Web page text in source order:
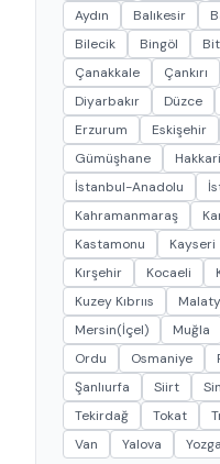
Aydın
Balıkesir
Bilecik
Bingöl
Çanakkale
Çankırı
Diyarbakır
Düzce
Erzurum
Eskişehir
Gümüşhane
Hakkari
İstanbul-Anadolu
Kahramanmaraş
Kastamonu
Kayseri
Kırşehir
Kocaeli
Kuzey Kıbrııs
Mersin(İçel)
Muğla
Ordu
Osmaniye
Şanlıurfa
Siirt
Tekirdağ
Tokat
Van
Yalova